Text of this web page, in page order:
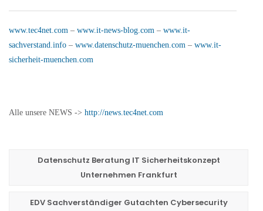
www.tec4net.com – www.it-news-blog.com – www.it-
sachverstand.info – www.datenschutz-muenchen.com – www.it-
sicherheit-muenchen.com
Alle unsere NEWS -> http://news.tec4net.com
Datenschutz Beratung IT Sicherheitskonzept
Unternehmen Frankfurt
EDV Sachverständiger Gutachten Cybersecurity